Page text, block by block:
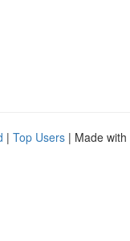
| Top Users | Made with